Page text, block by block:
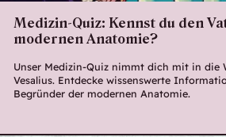
Medizin-Quiz: Kennst du den
modernen Anatomie?
Unser Medizin-Quiz nimmt dich mit in die
Vesalius. Entdecke wissenswerte
Begründer der modernen Anatomie.